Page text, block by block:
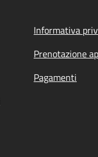
Informativa
Prenotazione
Pagamenti